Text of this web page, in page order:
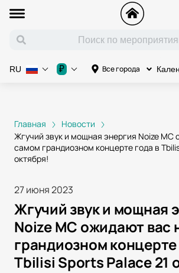
Все города
RU ₽
Главная
Новости
Жгучий звук и мощная энергия Noize MC
самом грандиозном концерте года в
октября!
27 июня 2023
Жгучий звук и мощная
Noize MC ожидают вас
грандиозном концерте
Tbilisi Sports Palace 21